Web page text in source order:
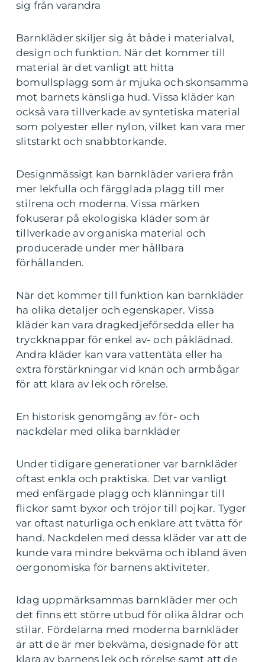
sig från varandra
Barnkläder skiljer sig åt både i materialval,
design och funktion. När det kommer till
material är det vanligt att hitta
bomullsplagg som är mjuka och skonsamma
mot barnets känsliga hud. Vissa kläder kan
också vara tillverkade av syntetiska material
som polyester eller nylon, vilket kan vara mer
slitstarkt och snabbtorkande.
Designmässigt kan barnkläder variera från
mer lekfulla och färgglada plagg till mer
stilrena och moderna. Vissa märken
fokuserar på ekologiska kläder som är
tillverkade av organiska material och
producerade under mer hållbara
förhållanden.
När det kommer till funktion kan barnkläder
ha olika detaljer och egenskaper. Vissa
kläder kan vara dragkedjeförsedda eller ha
tryckknappar för enkel av- och påklädnad.
Andra kläder kan vara vattentäta eller ha
extra förstärkningar vid knän och armbågar
för att klara av lek och rörelse.
En historisk genomgång av för- och
nackdelar med olika barnkläder
Under tidigare generationer var barnkläder
oftast enkla och praktiska. Det var vanligt
med enfärgade plagg och klänningar till
flickor samt byxor och tröjor till pojkar. Tyger
var oftast naturliga och enklare att tvätta för
hand. Nackdelen med dessa kläder var att de
kunde vara mindre bekväma och ibland även
oergonomiska för barnens aktiviteter.
Idag uppmärksammas barnkläder mer och
det finns ett större utbud för olika åldrar och
stilar. Fördelarna med moderna barnkläder
är att de är mer bekväma, designade för att
klara av barnens lek och rörelse samt att de